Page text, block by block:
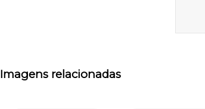
Imagens relacionadas